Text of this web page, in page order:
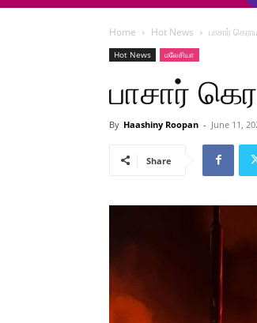
Home Hot News பாசார்
Hot News மலேசியா
பாசார்
By Haashiny Roopan - June 11,
Share